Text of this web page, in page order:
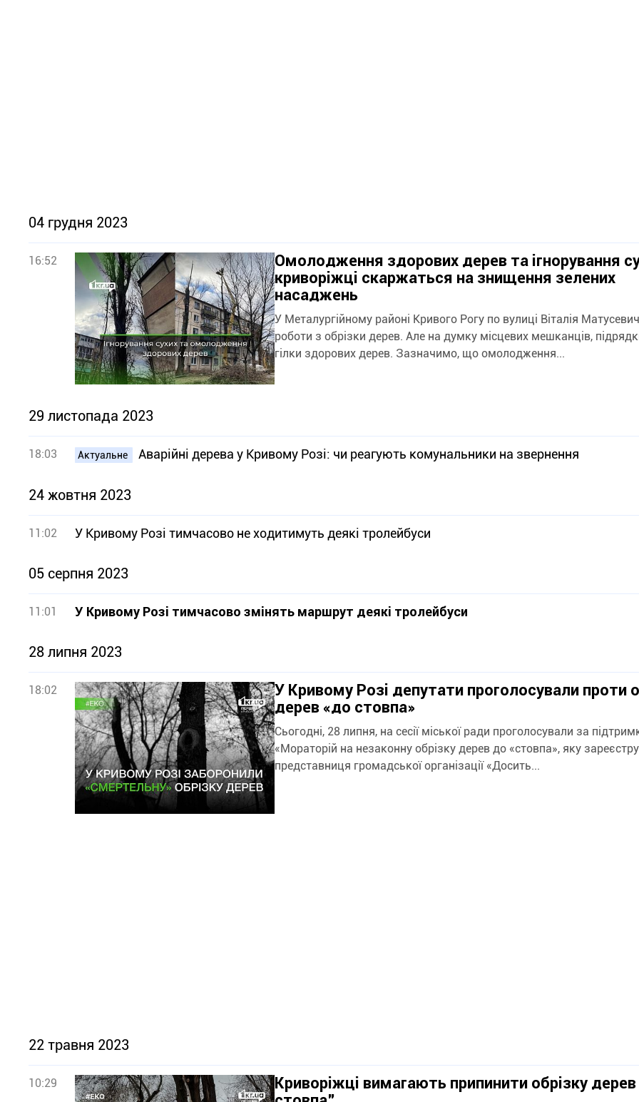
04 грудня 2023
16:52
Омолодження здорових дерев та ігнорування
криворіжці скаржаться на знищення зелених
насаджень
У Металургійному районі Кривого Рогу по вулиці Віталія
роботи з обрізки дерев. Але на думку місцевих мешканців,
гілки здорових дерев. Зазначимо, що омолодження...
29 листопада 2023
18:03 Актуальне Аварійні дерева у Кривому Розі: чи реагують комунальники на звернення
24 жовтня 2023
11:02 У Кривому Розі тимчасово не ходитимуть деякі тролейбуси
05 серпня 2023
11:01 У Кривому Розі тимчасово змінять маршрут деякі тролейбуси
28 липня 2023
18:02
У Кривому Розі депутати проголосували проти
дерев «до стовпа»
Сьогодні, 28 липня, на сесії міської ради проголосували за підтримку петиції –
«Мораторій на незаконну обрізку дерев до «стовпа», яку
представниця громадської організації «Досить...
22 травня 2023
10:29
Криворіжці вимагають припинити обрізку